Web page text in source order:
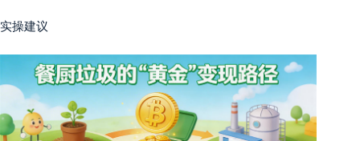
实操建议